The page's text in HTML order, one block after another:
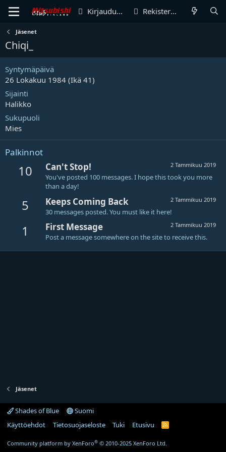
Kirjaudu sisään Rekisteröidy
Jäsenet
Chiqi_
Syntymäpäivä
26 Lokakuu 1984 (Ikä 41)
Sijainti
Halikko
Sukupuoli
Mies
Palkinnot
10 2 Tammikuu 2019
Can't Stop!
You've posted 100 messages. I hope this took you more
than a day!
5 2 Tammikuu 2019
Keeps Coming Back
30 messages posted. You must like it here!
1 2 Tammikuu 2019
First Message
Post a message somewhere on the site to receive this.
Jäsenet
Shades of Blue
Suomi
Käyttöehdot
Tietosuojaseloste Tuki Etusivu
R
Community platform by XenForo® © 2010-2025 XenForo Ltd.